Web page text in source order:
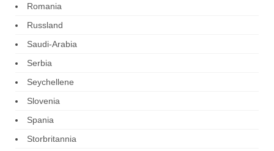
Romania
Russland
Saudi-Arabia
Serbia
Seychellene
Slovenia
Spania
Storbritannia